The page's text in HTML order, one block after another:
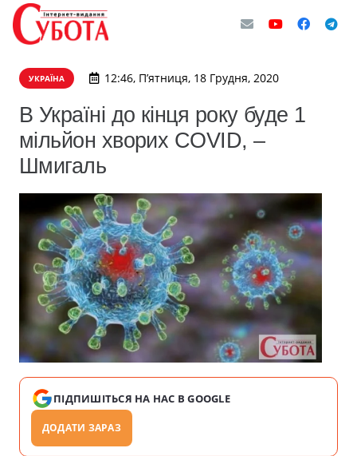
УКРАЇНА 12:46, П’ятниця, 18 Грудня, 2020
В Україні до кінця року буде 1
мільйон хворих COVID, –
Шмигаль
ПІДПИШІТЬСЯ НА НАС В GOOGLE
ДОДАТИ ЗАРАЗ